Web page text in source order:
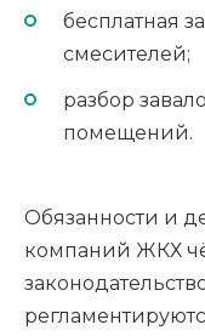
бесплатная
смесителей;
разбор
помещений.
Обязанности и
компаний ЖКХ